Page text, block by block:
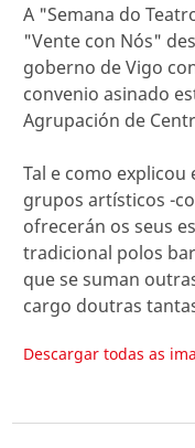
A "Semana do
"Vente con Nós"
goberno de Vigo
convenio asinado
Agrupación de
Tal e como explicou
grupos artísticos -
ofrecerán os seus
tradicional polos
que se suman
cargo doutras
Descargar todas as